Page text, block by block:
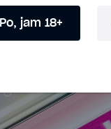
Po, jam 18+